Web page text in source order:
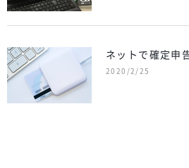
ネットで確定申
2020/2/25